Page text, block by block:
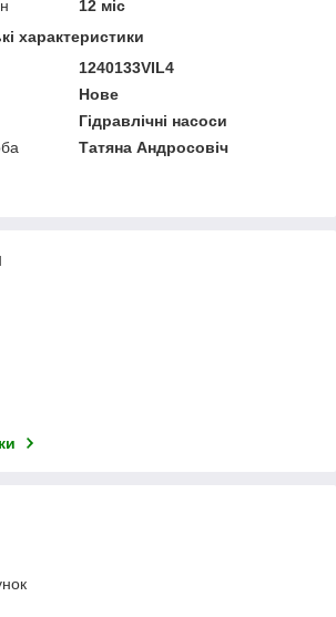
12 міс
характеристики
1240133VIL4
Нове
Гідравлічні насоси
Татяна Андросовіч